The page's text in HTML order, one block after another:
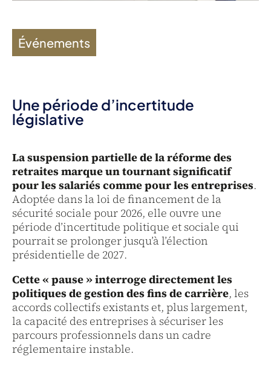
Événements
Une période d’incertitude
législative
La suspension partielle de la réforme des
retraites marque un tournant significatif
pour les salariés comme pour les entreprises.
Adoptée dans la loi de financement de la
sécurité sociale pour 2026, elle ouvre une
période d’incertitude politique et sociale qui
pourrait se prolonger jusqu’à l’élection
présidentielle de 2027.
Cette « pause » interroge directement les
politiques de gestion des fins de carrière, les
accords collectifs existants et, plus largement,
la capacité des entreprises à sécuriser les
parcours professionnels dans un cadre
réglementaire instable.